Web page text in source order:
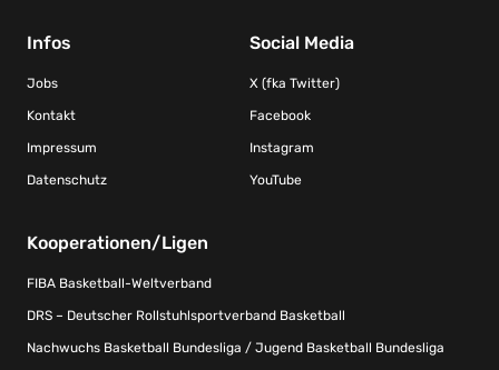
Infos
Jobs
Kontakt
Impressum
Datenschutz
Social Media
X (fka Twitter)
Facebook
Instagram
YouTube
Kooperationen/Ligen
FIBA Basketball-Weltverband
DRS – Deutscher Rollstuhlsportverband Basketball
Nachwuchs Basketball Bundesliga / Jugend Basketball Bundesliga